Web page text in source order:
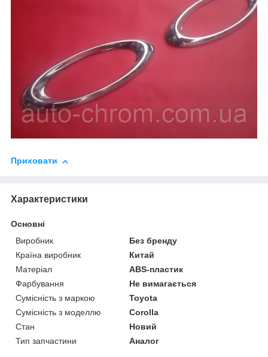
Приховати
Характеристики
Основні
Виробник
Без бренду
Країна виробник
Китай
Матеріал
ABS-пластик
Фарбування
Не вимагається
Сумісність з маркою
Toyota
Сумісність з моделлю
Corolla
Стан
Новий
Тип запчастини
Аналог